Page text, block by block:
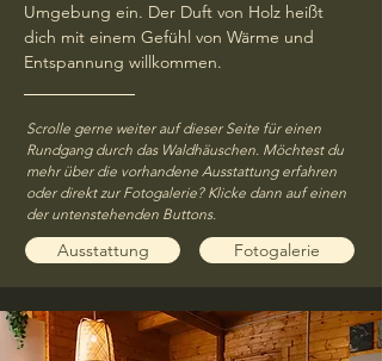
Umgebung ein. Der Duft von Holz heißt
dich mit einem Gefühl von Wärme und
Entspannung willkommen.
Scrolle gerne weiter auf dieser Seite für einen
Rundgang durch das Waldhäuschen. Möchtest du
mehr über die vorhandene Ausstattung erfahren
oder direkt zur Fotogalerie? Klicke dann auf einen
der untenstehenden Buttons.
Ausstattung Fotogalerie